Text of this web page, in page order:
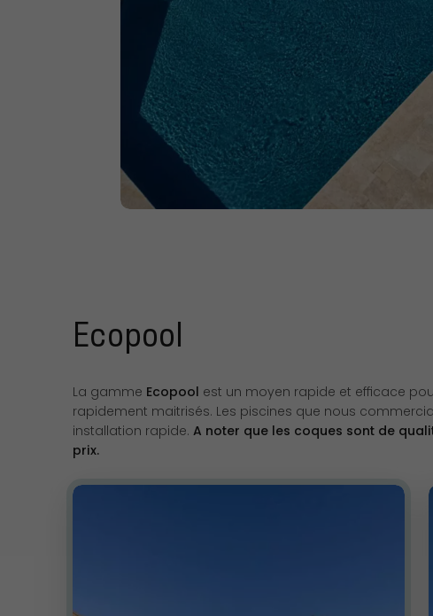
Ecopool
La gamme Ecopool est un moyen rapide et efficace
rapidement maitrisés. Les piscines que nous
installation rapide. A noter que les coques sont de
prix.